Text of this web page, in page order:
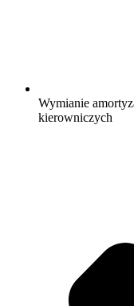
Wymianie
kierowniczych